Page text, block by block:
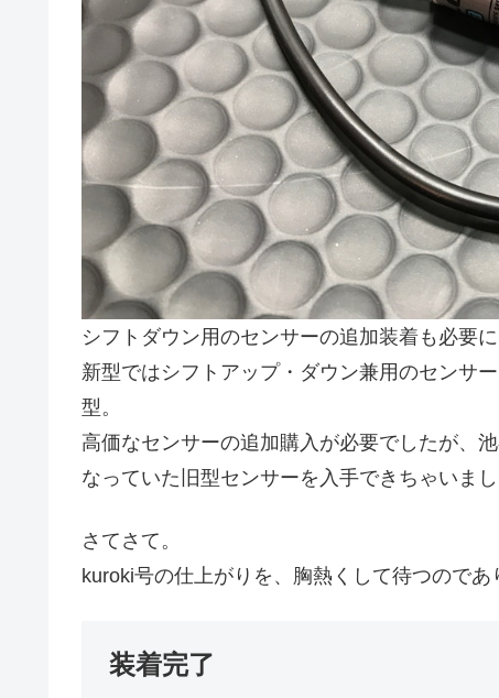
シフトダウン用のセンサーの追加装着も必要に
新型ではシフトアップ・ダウン兼用のセンサ
型。
高価なセンサーの追加購入が必要でしたが、
なっていた旧型センサーを入手できちゃいまし
さてさて。
kuroki号の仕上がりを、胸熱くして待つのであ
装着完了